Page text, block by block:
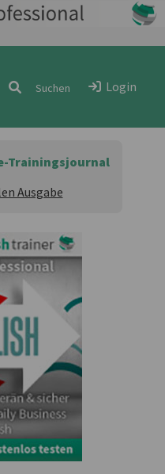
Login
Trainingsjournal
Ausgabe